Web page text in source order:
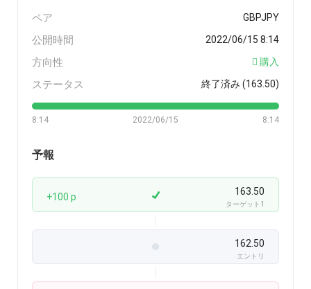
ペア GBPJPY
公開時間 2022/06/15 8:14
方向性 購入
ステータス 終了済み (163.50)
8:14 8:14
2022/06/15
予報
+100 p 163.50
ターゲット1
162.50
エントリ